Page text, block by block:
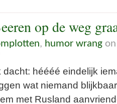
op de weg
, humor wrang
héééé eindelijk
wat niemand
met Rusland